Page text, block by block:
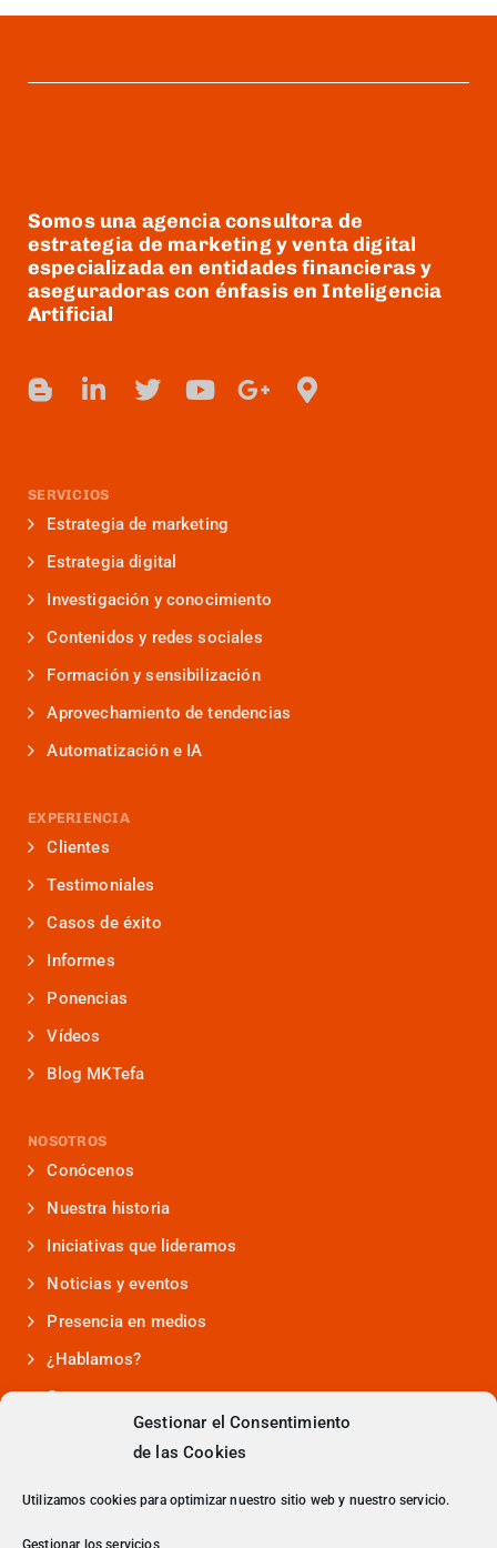
Gestionar el Consentimiento
de las Cookies
Utilizamos cookies para optimizar nuestro sitio web y nuestro servicio.
Gestionar los servicios
Somos una agencia consultora de
estrategia de marketing y venta digital
especializada en entidades financieras y
aseguradoras con énfasis en Inteligencia
Artificial
SERVICIOS
Estrategia de marketing
Estrategia digital
Investigación y conocimiento
Contenidos y redes sociales
Formación y sensibilización
Aprovechamiento de tendencias
Automatización e IA
EXPERIENCIA
Clientes
Testimoniales
Casos de éxito
Informes
Ponencias
Vídeos
Blog MKTefa
NOSOTROS
Conócenos
Nuestra historia
Iniciativas que lideramos
Noticias y eventos
Presencia en medios
¿Hablamos?
Contacto
> Política de Privacidad